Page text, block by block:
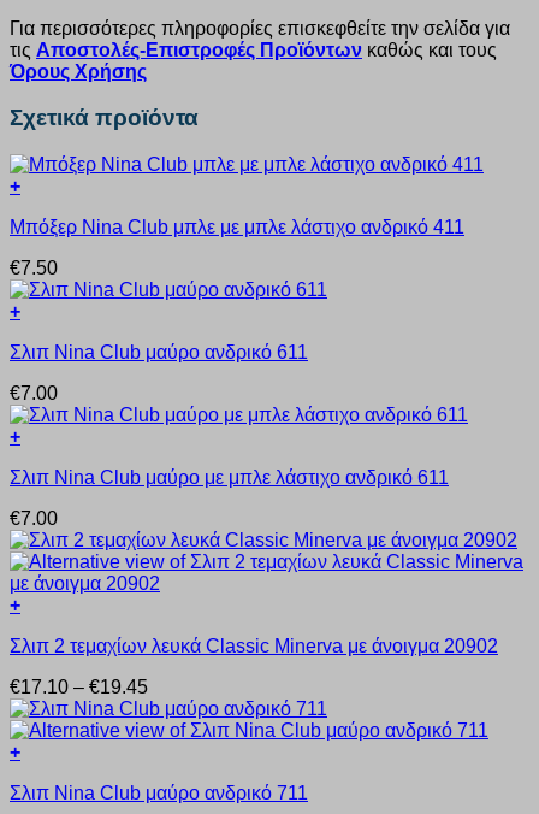
Για περισσότερες πληροφορίες επισκεφθείτε την σελίδα για
τις Αποστολές-Επιστροφές Προϊόντων καθώς και τους
Όρους Χρήσης
Σχετικά προϊόντα
+
το
έχει
πολλαπλές
παραλλαγές.
επιλογές
να
επιλεγούν
στη
σελίδα
του
προϊόντος
Μπόξερ Nina Club μπλε με μπλε λάστιχο ανδρικό 411
€7.50
+
το
έχει
πολλαπλές
παραλλαγές.
επιλογές
να
επιλεγούν
στη
σελίδα
του
προϊόντος
Σλιπ Nina Club μαύρο ανδρικό 611
€7.00
+
το
έχει
πολλαπλές
παραλλαγές.
Οι
επιλογές
να
στη
σελίδα
του
προϊόντος
Σλιπ Nina Club μαύρο με μπλε λάστιχο ανδρικό 611
€7.00
+
το
έχει
πολλαπλές
παραλλαγές.
Οι
μπορούν
Σλιπ 2 τεμαχίων λευκά Classic Minerva με άνοιγμα 20902
€17.10 – €19.45Price
range:
€17.10
+
το
Σλιπ Nina Club μαύρο ανδρικό 711